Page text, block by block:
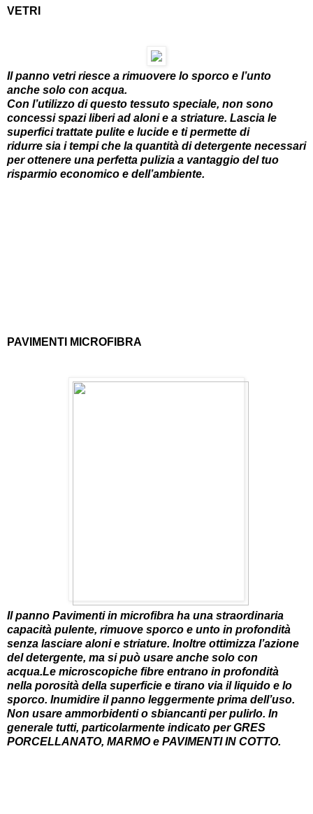
VETRI
Il panno vetri riesce a rimuovere lo sporco e l’unto
anche solo con acqua.
Con l’utilizzo di questo tessuto speciale, non sono
concessi spazi liberi ad aloni e a striature. Lascia le
superfici trattate pulite e lucide e ti permette di
ridurre sia i tempi che la quantità di detergente necessari
per ottenere una perfetta pulizia a vantaggio del tuo
risparmio economico e dell’ambiente.
PAVIMENTI MICROFIBRA
Il panno Pavimenti in microfibra ha una straordinaria
capacità pulente, rimuove sporco e unto in profondità
senza lasciare aloni e striature. Inoltre ottimizza l’azione
del detergente, ma si può usare anche solo con
acqua.Le microscopiche fibre entrano in profondità
nella porosità della superficie e tirano via il liquido e lo
sporco. Inumidire il panno leggermente prima dell’uso.
Non usare ammorbidenti o sbiancanti per pulirlo. In
generale tutti, particolarmente indicato per GRES
PORCELLANATO, MARMO e PAVIMENTI IN COTTO.